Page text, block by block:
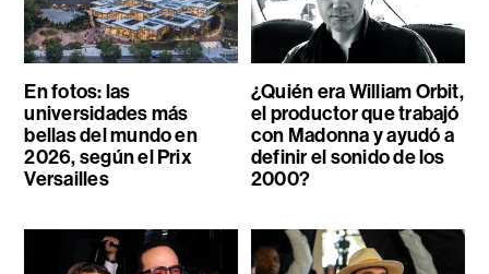
En fotos: las
universidades más
bellas del mundo en
2026, según el Prix
Versailles
¿Quién era William Orbit,
el productor que trabajó
con Madonna y ayudó a
definir el sonido de los
2000?